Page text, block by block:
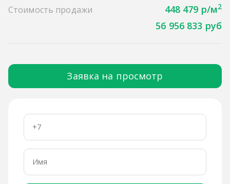
Стоимость продажи 448 479 р/м2
56 956 833 руб
Заявка на просмотр